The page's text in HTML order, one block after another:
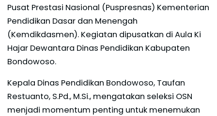
Pusat Prestasi Nasional (Puspresnas) Kementerian
Pendidikan Dasar dan Menengah
(Kemdikdasmen). Kegiatan dipusatkan di Aula Ki
Hajar Dewantara Dinas Pendidikan Kabupaten
Bondowoso.
Kepala Dinas Pendidikan Bondowoso, Taufan
Restuanto, S.Pd., M.Si., mengatakan seleksi OSN
menjadi momentum penting untuk menemukan